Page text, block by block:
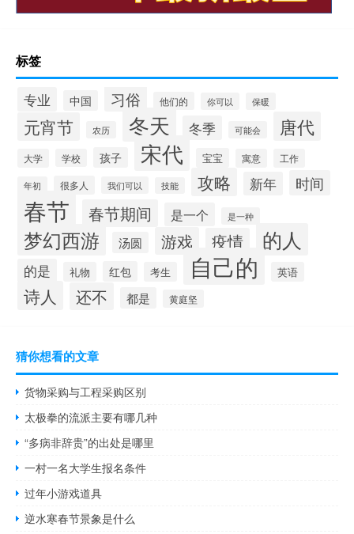
标签
专业 中国 习俗 他们的 你可以 保暖
元宵节 农历 冬天 冬季 可能会 唐代
大学 学校 孩子 宋代 宝宝 寓意 工作
年初 很多人 我们可以 技能 攻略 新年 时间
春节 春节期间 是一个 是一种
梦幻西游 汤圆 游戏 疫情 的人
的是 礼物 红包 考生 自己的 英语
诗人 还不 都是 黄庭坚
猜你想看的文章
货物采购与工程采购区别
太极拳的流派主要有哪几种
“多病非辞贵”的出处是哪里
一村一名大学生报名条件
过年小游戏道具
逆水寒春节景象是什么